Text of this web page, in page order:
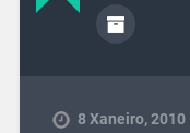
8 Xaneiro, 2010